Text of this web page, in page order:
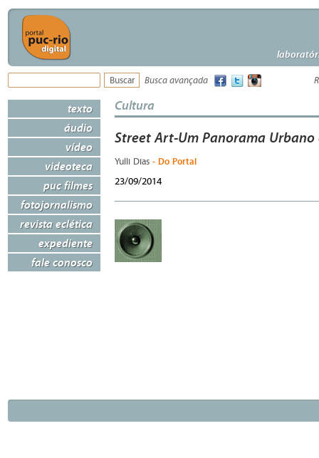
Busca avançada
texto
áudio
vídeo
videoteca
puc filmes
fotojornalismo
revista eclética
expediente
fale conosco
Cultura
Street Art-Um Panorama
Yulli Dias - Do Portal
23/09/2014